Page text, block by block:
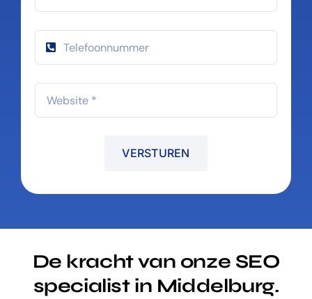
VERSTUREN
De kracht van onze SEO
specialist in Middelburg.